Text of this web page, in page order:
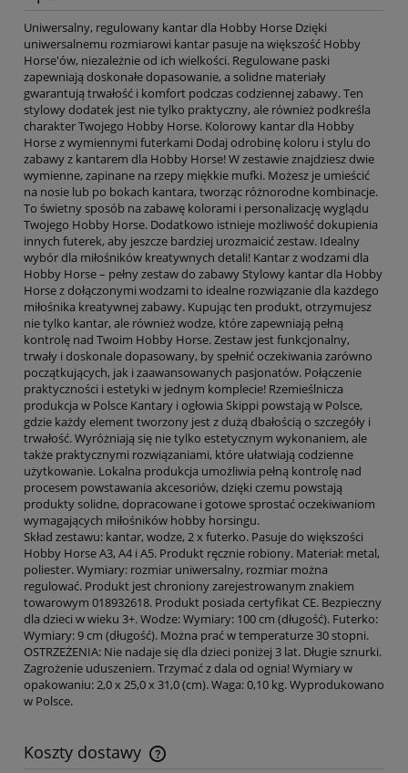
Uniwersalny, regulowany kantar dla Hobby Horse Dzięki
uniwersalnemu rozmiarowi kantar pasuje na większość Hobby
Horse'ów, niezależnie od ich wielkości. Regulowane paski
zapewniają doskonałe dopasowanie, a solidne materiały
gwarantują trwałość i komfort podczas codziennej zabawy. Ten
stylowy dodatek jest nie tylko praktyczny, ale również podkreśla
charakter Twojego Hobby Horse. Kolorowy kantar dla Hobby
Horse z wymiennymi futerkami Dodaj odrobinę koloru i stylu do
zabawy z kantarem dla Hobby Horse! W zestawie znajdziesz dwie
wymienne, zapinane na rzepy miękkie mufki. Możesz je umieścić
na nosie lub po bokach kantara, tworząc różnorodne kombinacje.
To świetny sposób na zabawę kolorami i personalizację wyglądu
Twojego Hobby Horse. Dodatkowo istnieje możliwość dokupienia
innych futerek, aby jeszcze bardziej urozmaicić zestaw. Idealny
wybór dla miłośników kreatywnych detali! Kantar z wodzami dla
Hobby Horse – pełny zestaw do zabawy Stylowy kantar dla Hobby
Horse z dołączonymi wodzami to idealne rozwiązanie dla każdego
miłośnika kreatywnej zabawy. Kupując ten produkt, otrzymujesz
nie tylko kantar, ale również wodze, które zapewniają pełną
kontrolę nad Twoim Hobby Horse. Zestaw jest funkcjonalny,
trwały i doskonale dopasowany, by spełnić oczekiwania zarówno
początkujących, jak i zaawansowanych pasjonatów. Połączenie
praktyczności i estetyki w jednym komplecie! Rzemieślnicza
produkcja w Polsce Kantary i ogłowia Skippi powstają w Polsce,
gdzie każdy element tworzony jest z dużą dbałością o szczegóły i
trwałość. Wyróżniają się nie tylko estetycznym wykonaniem, ale
także praktycznymi rozwiązaniami, które ułatwiają codzienne
użytkowanie. Lokalna produkcja umożliwia pełną kontrolę nad
procesem powstawania akcesoriów, dzięki czemu powstają
produkty solidne, dopracowane i gotowe sprostać oczekiwaniom
wymagających miłośników hobby horsingu.
Skład zestawu: kantar, wodze, 2 x futerko. Pasuje do większości
Hobby Horse A3, A4 i A5. Produkt ręcznie robiony. Materiał: metal,
poliester. Wymiary: rozmiar uniwersalny, rozmiar można
regulować. Produkt jest chroniony zarejestrowanym znakiem
towarowym 018932618. Produkt posiada certyfikat CE. Bezpieczny
dla dzieci w wieku 3+. Wodze: Wymiary: 100 cm (długość). Futerko:
Wymiary: 9 cm (długość). Można prać w temperaturze 30 stopni.
OSTRZEŻENIA: Nie nadaje się dla dzieci poniżej 3 lat. Długie sznurki.
Zagrożenie uduszeniem. Trzymać z dala od ognia! Wymiary w
opakowaniu: 2,0 x 25,0 x 31,0 (cm). Waga: 0,10 kg. Wyprodukowano
w Polsce.
Koszty dostawy
Cena nie zawiera ewentualnych kosztów płatności